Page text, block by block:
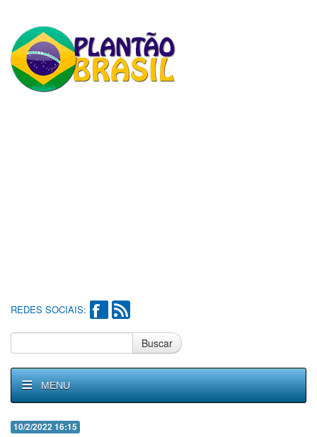
REDES SOCIAIS:
Buscar
MENU
10/2/2022 16:15